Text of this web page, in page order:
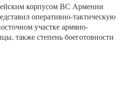
корпусом ВС Армении
оперативно-тактическую
участке армяно-
также степень боеготовности